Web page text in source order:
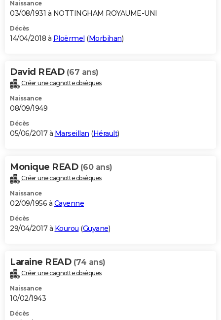
Naissance
03/08/1931 à NOTTINGHAM ROYAUME-UNI
Décès
14/04/2018 à Ploërmel (Morbihan)
David READ (67 ans)
Créer une cagnotte obsèques
Naissance
08/09/1949
Décès
05/06/2017 à Marseillan (Hérault)
Monique READ (60 ans)
Créer une cagnotte obsèques
Naissance
02/09/1956 à Cayenne
Décès
29/04/2017 à Kourou (Guyane)
Laraine READ (74 ans)
Créer une cagnotte obsèques
Naissance
10/02/1943
Décès